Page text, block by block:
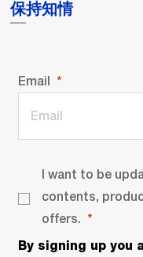
保持知情
Email
I want to be
contents,
offers.
By signing up you